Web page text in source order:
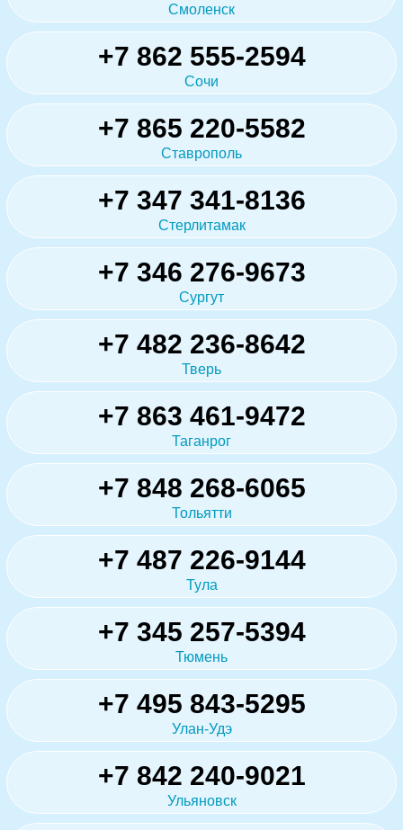
Смоленск
+7 862 555-2594
Сочи
+7 865 220-5582
Ставрополь
+7 347 341-8136
Стерлитамак
+7 346 276-9673
Сургут
+7 482 236-8642
Тверь
+7 863 461-9472
Таганрог
+7 848 268-6065
Тольятти
+7 487 226-9144
Тула
+7 345 257-5394
Тюмень
+7 495 843-5295
Улан-Удэ
+7 842 240-9021
Ульяновск